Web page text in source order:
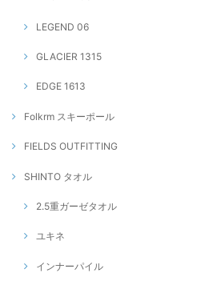
LEGEND 06
GLACIER 1315
EDGE 1613
Folkrm スキーポール
FIELDS OUTFITTING
SHINTO タオル
2.5重ガーゼタオル
ユキネ
インナーパイル